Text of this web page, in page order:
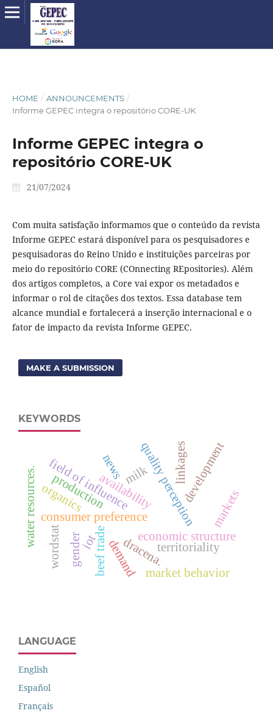
HOME / ANNOUNCEMENTS /
Informe GEPEC integra o repositório CORE-UK
Informe GEPEC integra o
repositório CORE-UK
21/07/2024
Com muita satisfação informamos que o conteúdo da revista
Informe GEPEC estará disponível para os pesquisadores e
pesquisadoras do Reino Unido e instituições parceiras por
meio do repositório CORE (COnnecting REpositories). Além
dos artigos completos, a Core vai expor os metadados e
informar o rol de citações dos textos. Essa database tem
alcance mundial e fortalecerá a inserção internacional e o
fator de impacto da revista Informe GEPEC.
MAKE A SUBMISSION
KEYWORDS
consumer preferencequality perception
beef trade dracena.
demand
availability
water resources. economic structure
iot
linkages
field of influence
territoriality
gender
development
milk
production
market behavior
wordstat
news
markets
organics
LANGUAGE
English
Español
Français